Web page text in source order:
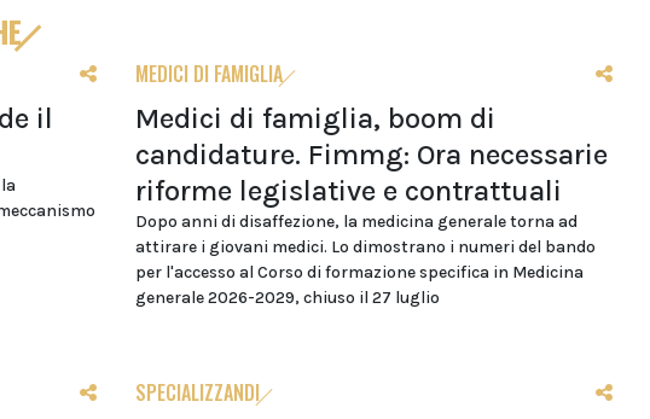
il
MEDICI DI FAMIGLIA
Medici di famiglia, boom di
candidature. Fimmg: Ora necessarie
riforme legislative e contrattuali
Dopo anni di disaffezione, la medicina generale torna ad
attirare i giovani medici. Lo dimostrano i numeri del bando
per l'accesso al Corso di formazione specifica in Medicina
generale 2026-2029, chiuso il 27 luglio
SPECIALIZZANDI